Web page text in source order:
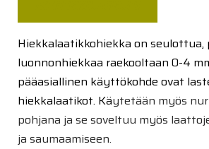
Hiekkalaatikkohiekka on seulottua,
luonnonhiekkaa raekooltaan 0-4
pääasiallinen käyttökohde ovat
hiekkalaatikot. Käytetään myös
pohjana ja se soveltuu myös
ja saumaamiseen.